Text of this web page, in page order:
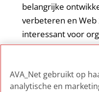
belangrijke
verbeteren en Web
interessant voor
van AV-collecties
de
AVA_Net gebruikt op
analytische en